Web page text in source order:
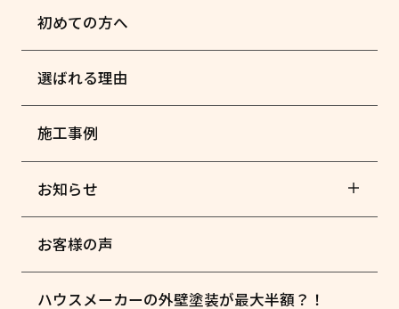
初めての方へ
選ばれる理由
施工事例
お知らせ
お客様の声
ハウスメーカーの外壁塗装が最大半額？！